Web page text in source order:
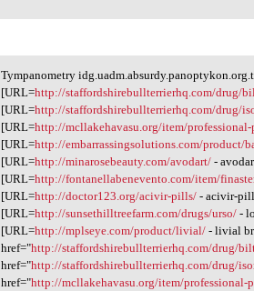
Tympanometry idg.uadm.absurdy
Tympanometry
[URL=http://staffordshirebullterrierhq.com/drug/
[URL=http://staffordshirebullterrierhq.com/drug/
[URL=http://mcllakehavasu.org/item/
[URL=http://embarrassingsolutions.com/product/
[URL=http://minarosebeauty.com/avodart/ -
[URL=http://fontanellabenevento.com/item/
[URL=http://doctor123.org/acivir-pills/ - acivir-
[URL=http://sunsethilltreefarm.com/drugs/urso/ -
[URL=http://mplseye.com/product/livial/ - livial
href="http://staffordshirebullterrierhq.com/drug/
href="http://staffordshirebullterrierhq.com/drug/
href="http://mcllakehavasu.org/item/professional-